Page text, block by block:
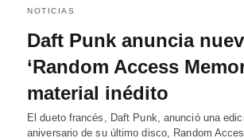
NOTICIAS
Daft Punk anuncia
‘Random Access
material inédito
El dueto francés, Daft Punk, anunció una
aniversario de su último disco, Random